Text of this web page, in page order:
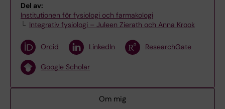
Del av:
Institutionen för fysiologi och farmakologi
Integrativ fysiologi – Juleen Zierath och Anna Krook
Orcid LinkedIn ResearchGate
Google Scholar
Om mig